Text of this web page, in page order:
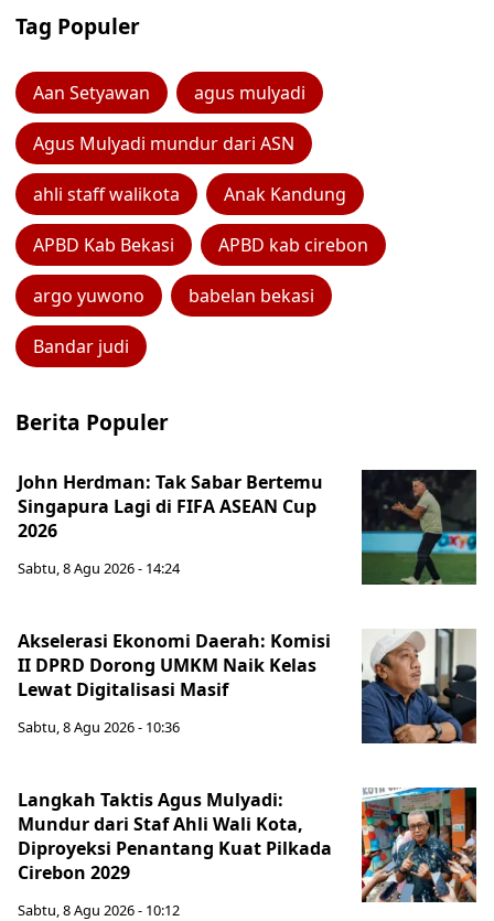
Tag Populer
Aan Setyawan agus mulyadi
Agus Mulyadi mundur dari ASN
ahli staff walikota Anak Kandung
APBD Kab Bekasi APBD kab cirebon
argo yuwono babelan bekasi
Bandar judi
Berita Populer
John Herdman: Tak Sabar Bertemu
Singapura Lagi di FIFA ASEAN Cup
2026
Sabtu, 8 Agu 2026 - 14:24
Akselerasi Ekonomi Daerah: Komisi
II DPRD Dorong UMKM Naik Kelas
Lewat Digitalisasi Masif
Sabtu, 8 Agu 2026 - 10:36
Langkah Taktis Agus Mulyadi:
Mundur dari Staf Ahli Wali Kota,
Diproyeksi Penantang Kuat Pilkada
Cirebon 2029
Sabtu, 8 Agu 2026 - 10:12